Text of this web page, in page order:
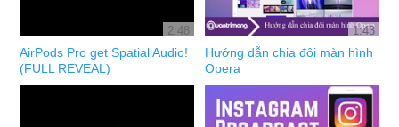
2:48
AirPods Pro get Spatial Audio!
(FULL REVEAL)
1:43
Hướng dẫn chia đôi màn hình
Opera